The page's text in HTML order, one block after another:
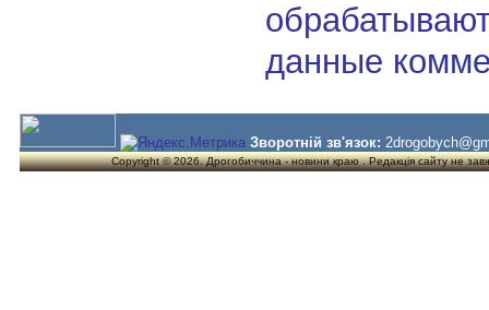
данные
Зворотній зв'язок:
Copyright © 2026. Дрогобиччина - новини краю . Редакція сайту не